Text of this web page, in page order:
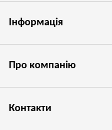
Інформація
Про компанію
Контакти